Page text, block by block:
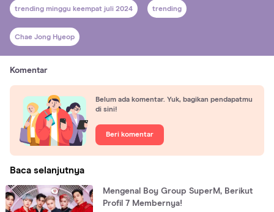
trending minggu keempat juli 2024 trending
Chae Jong Hyeop
Komentar
Belum ada komentar. Yuk, bagikan pendapatmu
di sini!
Beri komentar
Baca selanjutnya
Mengenal Boy Group SuperM, Berikut
Profil 7 Membernya!